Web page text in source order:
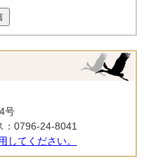
号
0796-24-8041
してください。